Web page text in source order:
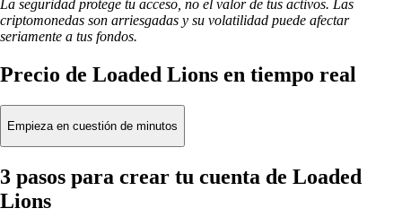
La seguridad protege tu acceso, no el valor de tus activos. Las
criptomonedas son arriesgadas y su volatilidad puede afectar
seriamente a tus fondos.
Precio de Loaded Lions en tiempo real
Empieza en cuestión de minutos
3 pasos para crear tu cuenta de Loaded
Lions